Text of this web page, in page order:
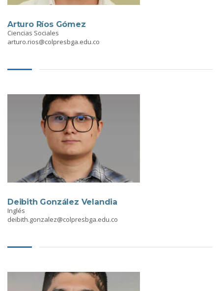
Arturo Ríos Gómez
Ciencias Sociales
arturo.rios@colpresbga.edu.co
Deibith González Velandia
Inglés
deibith.gonzalez@colpresbga.edu.co